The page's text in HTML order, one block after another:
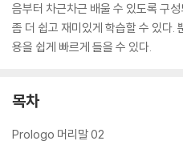
음부터 차근차근 배울 수 있도록 구
좀 더 쉽고 재미있게 학습할 수 있다.
용을 쉽게 빠르게 들을 수 있다.
목차
Prologo 머리말 02